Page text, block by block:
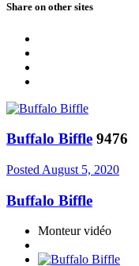
Share on other sites
Buffalo Biffle 9476
Posted August 5, 2020
Buffalo Biffle
Monteur vidéo